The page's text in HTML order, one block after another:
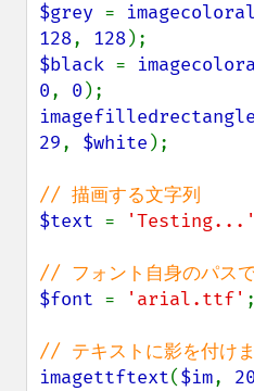
$grey =
128, 128
$black =
0, 0
imagefilledrectangle
29, $white );
$text = 'Testing...'
$font = 'arial.ttf' ;
imagettftext($im, 20